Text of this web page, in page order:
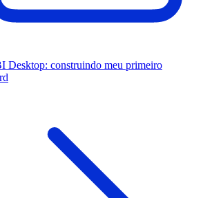
Desktop: construindo meu primeiro